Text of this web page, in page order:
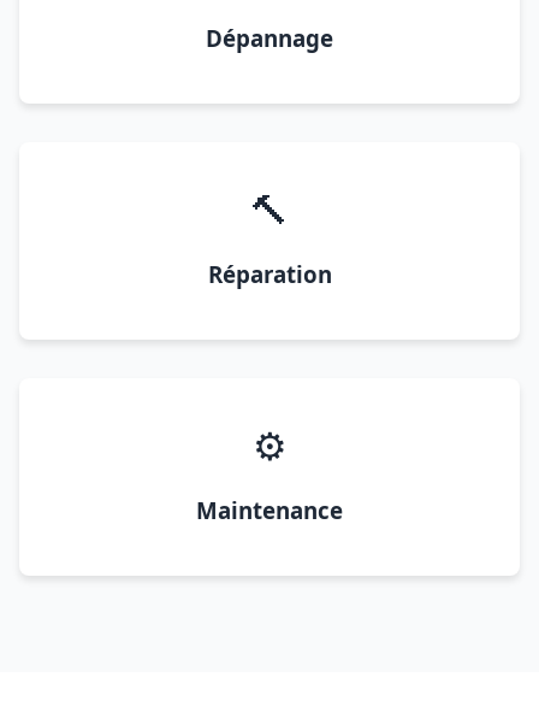
Dépannage
🔨
Réparation
⚙️
Maintenance